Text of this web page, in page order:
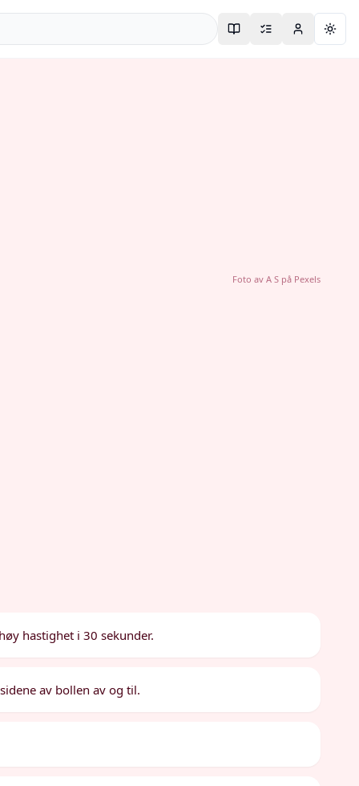
Foto av A Spå Pexels
hastighet i 30 sekunder.
av bollen av og til.